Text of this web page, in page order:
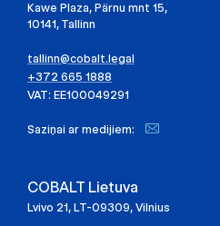
Kawe Plaza, Pärnu mnt 15,
10141, Tallinn
tallinn@cobalt.legal
+372 665 1888
VAT: EE100049291
Saziņai ar medijiem:
COBALT Lietuva
Lvivo 21, LT-09309, Vilnius